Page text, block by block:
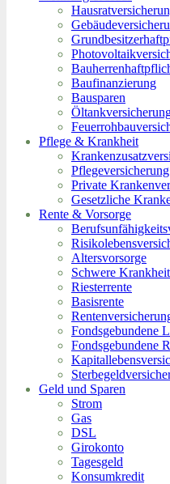
Baufinanzierung
Bausparen
Pflege & Krankheit
Pflegeversicherung
Private
Gesetzliche
Rente & Vorsorge
Altersvorsorge
Schwere
Riesterrente
Basisrente
Fondsgebundene
Fondsgebundene
Geld und Sparen
Strom
Gas
DSL
Girokonto
Tagesgeld
Konsumkredit